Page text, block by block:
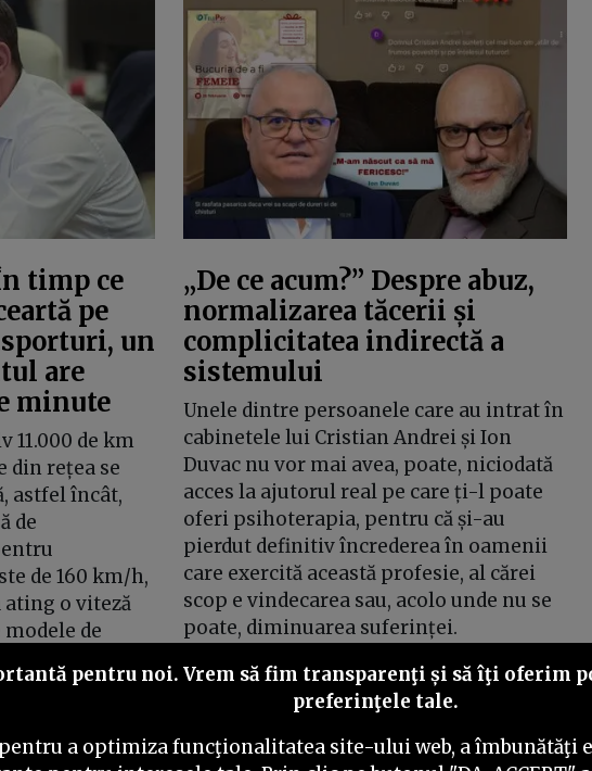
timp ce
pe
un
are
minute
11.000 de km
din rețea se
astfel încât,
de
de 160 km/h,
o viteză
de
„De ce acum?” Despre abuz,
normalizarea tăcerii și
complicitatea indirectă a
sistemului
Unele dintre persoanele care au intrat în
cabinetele lui Cristian Andrei și Ion
Duvac nu vor mai avea, poate, niciodată
acces la ajutorul real pe care ți-l poate
oferi psihoterapia, pentru că și-au
pierdut definitiv încrederea în oamenii
care exercită această profesie, al cărei
scop e vindecarea sau, acolo unde nu se
poate, diminuarea suferinței.
pentru noi. Vrem să fim transparenţi și să îţi oferim
preferinţele tale.
a optimiza funcţionalitatea site-ului web, a îmbunătăţi